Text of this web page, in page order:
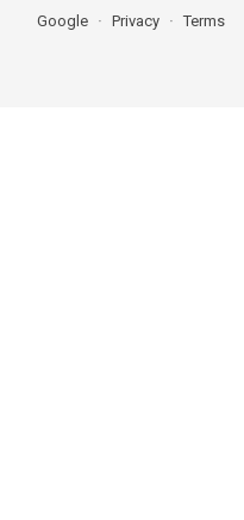
Google Privacy Terms